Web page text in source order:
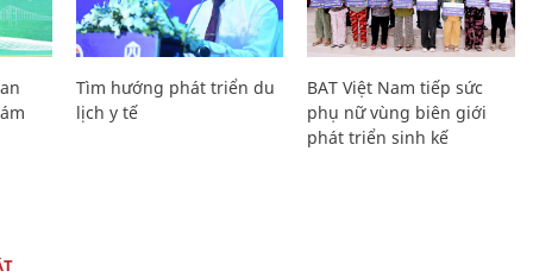
Tìm hướng phát triển du
lịch y tế
BAT Việt Nam tiếp sức
phụ nữ vùng biên giới
phát triển sinh kế